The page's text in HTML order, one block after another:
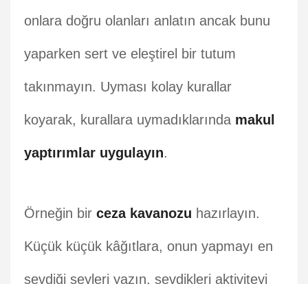
onlara doğru olanları anlatın ancak bunu
yaparken sert ve eleştirel bir tutum
takınmayın. Uyması kolay kurallar
koyarak, kurallara uymadıklarında makul
yaptırımlar uygulayın.
Örneğin bir ceza kavanozu hazırlayın.
Küçük küçük kâğıtlara, onun yapmayı en
sevdiği şeyleri yazın, sevdikleri aktiviteyi